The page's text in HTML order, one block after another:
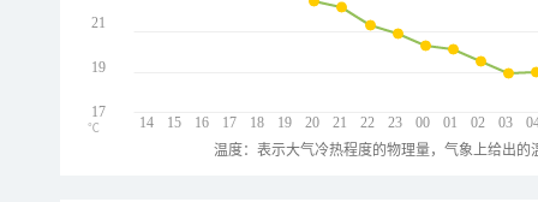
14 15 16 17 18 19 20 21 22 23 00 01 02 03
21
19
17
℃
温度：表示大气冷热程度的物理量，气象上给出